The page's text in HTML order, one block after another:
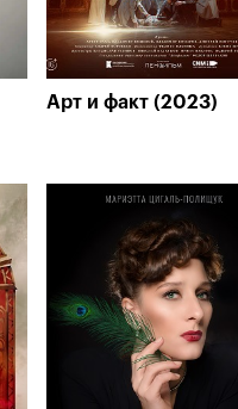
Арт и факт (2023)